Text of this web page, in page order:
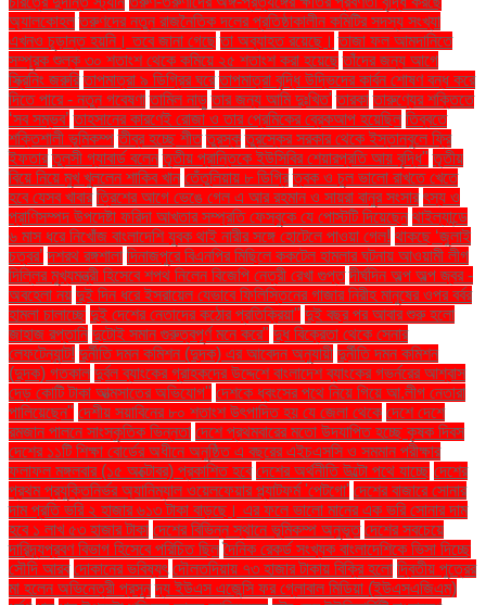
অ্যালকোহল তরুণদের নতুন রাজনৈতিক দলের প্রতিষ্ঠাকালীন কমিটির সদস্য সংখ্যা
এখনও চূড়ান্ত হয়নি। তবে জানা গেছে তা অব্যাহত রয়েছে। তাজা ফল আমদানিতে
সম্পূরক শুল্ক ৩০ শতাংশ থেকে কমিয়ে ২৫ শতাংশ করা হয়েছে তাঁদের জন্য আগে
স্ক্রিনিং জরুরি তাপমাত্রা ৯ ডিগ্রির ঘরে তাপমাত্রা বৃদ্ধি উদ্ভিদের কার্বন শোষণ বন্ধ করে
দিতে পারে - নতুন গবেষণা তামিল নাড়ু তার জন্য আমি দুঃখিত' তারকা তারুণ্যের শক্তিতে
‘সব সম্ভব’ তাহসানের কারণেই রোজা ও তার প্রেমিকের ব্রেকআপ হয়েছিল তিব্বতে
শক্তিশালী ভূমিকম্প তীব্র হচ্ছে শীত তুরস্ক তুরস্কের সরকার থেকে ইস্তানবুলে ফ্রি
ইফতার তুলসী গ্যাবার্ড বলেন তৃতীয় প্রান্তিকে ইউসিবির শেয়ারপ্রতি আয় বৃদ্ধি" তৃতীয়
বিয়ে নিয়ে মুখ খুললেন শাকিব খান তেঁতুলিয়ায় ৮ ডিগ্রি ত্বক ও চুল ভালো রাখতে খেতে
হবে যেসব খাবার ত্রিশের আগে ভেঙে গেল এ আর রহমান ও সায়রা বানুর সংসার ৎস্য ও
প্রাণিসম্পদ উপদেষ্টা ফরিদা আখতার সম্প্রতি ফেসবুকে যে পোস্টটি দিয়েছেন থাইল্যান্ডে
৬ মাস ধরে নিখোঁজ বাংলাদেশি যুবক থাই নারীর সঙ্গে হোটেলে পাওয়া গেল! থাকছে ‘জুলাই
চত্বর’ দশরথ রঙ্গশালা দিনাজপুরে বিএনপির মিছিলে ককটেল হামলার ঘটনায় আওয়ামী লীগ
দিল্লির মুখ্যমন্ত্রী হিসেবে শপথ নিলেন বিজেপি নেত্রী রেখা গুপ্ত দীর্ঘদিন অল্প অল্প জ্বর -
অবহেলা নয় দুই দিন ধরে ইসরায়েল যেভাবে ফিলিস্তিনের গাজার নিরীহ মানুষের ওপর বর্বর
হামলা চালাচ্ছে দুই দেশের নেতাদের কঠোর প্রতিক্রিয়া" দুই বছর পর আবার শুরু হলো
জাহাজ রপ্তানি দুটোই সমান গুরুত্বপূর্ণ মনে করে" দুধ বিক্রেতা থেকে সেনার
লেফটেন্যান্ট! দুর্নীতি দমন কমিশন (দুদক) এর আবেদন অনুযায়ী দুর্নীতি দমন কমিশন
(দুদক) গতকাল দুর্বল ব্যাংকের গ্রাহকদের উদ্দেশে বাংলাদেশ ব্যাংকের গভর্নরের আশ্বাস
দেড় কোটি টাকা আত্মসাতের অভিযোগ" দেশকে ধ্বংসের পথে নিয়ে গিয়ে আ.লীগ নেতারা
পালিয়েছেন" দেশীয় সয়াবিনের ৮০ শতাংশ উৎপাদিত হয় যে জেলা থেকে দেশে দেশে
রমজান পালনে সাংস্কৃতিক ভিন্নতা দেশে প্রথমবারের মতো উদযাপিত হচ্ছে কৃষক দিবস
দেশের ১১টি শিক্ষা বোর্ডের অধীনে অনুষ্ঠিত এ বছরের এইচএসসি ও সমমান পরীক্ষার
ফলাফল মঙ্গলবার (১৫ অক্টোবর) প্রকাশিত হবে দেশের অর্থনীতি উল্টো পথে যাচ্ছে দেশের
প্রথম প্রযুক্তিনির্ভর অ্যানিম্যাল ওয়েলফেয়ার প্ল্যাটফর্ম 'পেটগো' দেশের বাজারে সোনার
দাম প্রতি ভরি ২ হাজার ৬১৩ টাকা বাড়ছে। এর ফলে ভালো মানের এক ভরি সোনার দাম
হবে ১ লাখ ৫৩ হাজার টাকা দেশের বিভিন্ন স্থানে ভূমিকম্প অনুভূত দেশের সবচেয়ে
দারিদ্র্যপ্রবণ বিভাগ হিসেবে পরিচিত ছিল দৈনিক রেকর্ড সংখ্যক বাংলাদেশিকে ভিসা দিচ্ছে
সৌদি আরব দোকানের ভবিষ্যৎ দৌলতদিয়ায় ৭৩ হাজার টাকায় বিক্রি হলো দ্বিতীয় পুত্রের
মা হলেন অভিনেত্রী প্রসূন দ্য ইউএস এজেন্সি ফর গ্লোবাল মিডিয়া (ইউএসএজিএম)